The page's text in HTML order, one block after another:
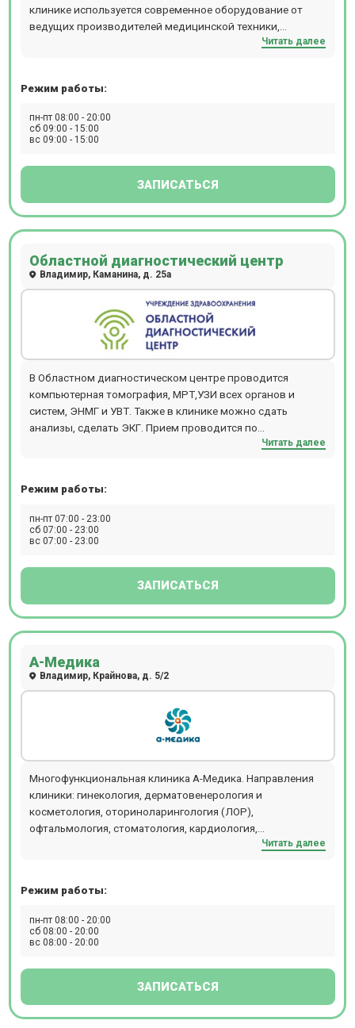
клинике используется современное оборудование от
ведущих производителей медицинской техники,
работают квалифицированные врачи, опытные
медицинского страхования. Выдаются листы временной
Читать далее
Режим работы:
пн-пт 08:00 - 20:00
сб 09:00 - 15:00
вс 09:00 - 15:00
ЗАПИСАТЬСЯ
Областной диагностический центр
Владимир, Каманина, д. 25а
В Областном диагностическом центре проводится
компьютерная томография, МРТ,УЗИ всех органов и
систем, ЭНМГ и УВТ. Также в клинике можно сдать
анализы, сделать ЭКГ. Прием проводится по
Читать далее
Режим работы:
пн-пт 07:00 - 23:00
сб 07:00 - 23:00
вс 07:00 - 23:00
ЗАПИСАТЬСЯ
А-Медика
Владимир, Крайнова, д. 5/2
Многофункциональная клиника А-Медика. Направления
клиники: гинекология, дерматовенерология и
косметология, оториноларингология (ЛОР),
офтальмология, стоматология, кардиология,
маммология, неврология, терапия, хирургия, неврология,
маммография, ЭКГ, ЭЭГ, УЗИ сердца, все виды
комната для разных манипуляций. Можно сдать анализы,
выполнить инъекции лекарственных препаратов и
Читать далее
Режим работы:
пн-пт 08:00 - 20:00
сб 08:00 - 20:00
вс 08:00 - 20:00
ЗАПИСАТЬСЯ